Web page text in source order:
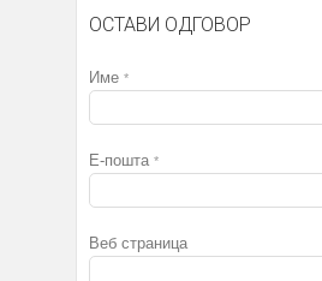
ОСТАВИ ОДГОВОР
Име *
Е-пошта *
Веб страница